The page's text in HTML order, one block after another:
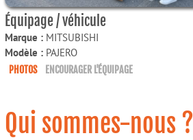
Équipage / véhicule
Marque : MITSUBISHI
Modèle : PAJERO
PHOTOS ENCOURAGER L'ÉQUIPAGE
Qui sommes-nous ?